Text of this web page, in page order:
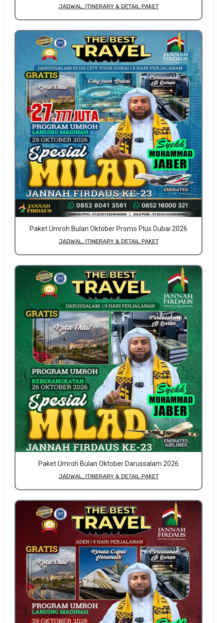
JADWAL, ITINERARY & DETAIL PAKET
Paket Umroh Bulan Oktober Promo Plus Dubai 2026
JADWAL, ITINERARY & DETAIL PAKET
Paket Umroh Bulan Oktober Darussalam 2026
JADWAL, ITINERARY & DETAIL PAKET